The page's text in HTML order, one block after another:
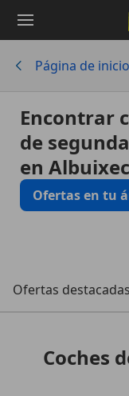
principalPágina de inicio
Encontrar
de
en
Ofertas en tu
Ofertas destacadas
Coches